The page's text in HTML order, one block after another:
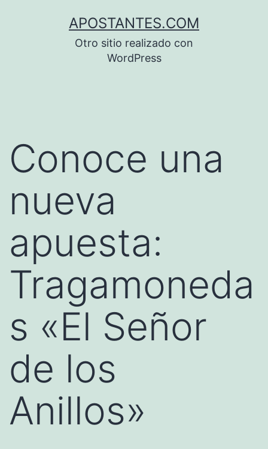
APOSTANTES.COM
Otro sitio realizado con
WordPress
Conoce una
nueva
apuesta:
Tragamoneda
s «El Señor
de los
Anillos»